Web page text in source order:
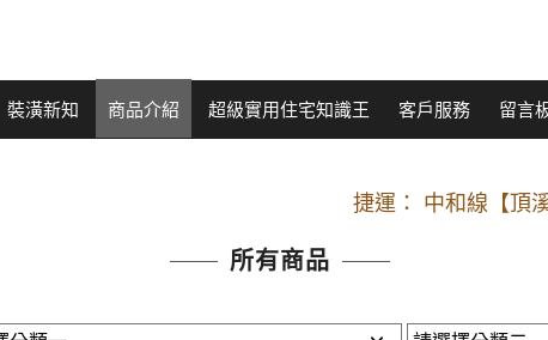
裝潢新知 商品介紹 超級實用住宅知識王 客戶服務 留言
捷運： 中和線【頂
原Line已滿 無法加Line好友 請
捷運： 中和線【頂
所有商品